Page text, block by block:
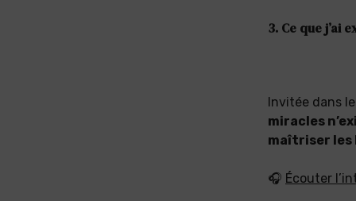
3. Ce que j’ai
Invitée dans
miracles
maîtriser les
🎧 Écouter